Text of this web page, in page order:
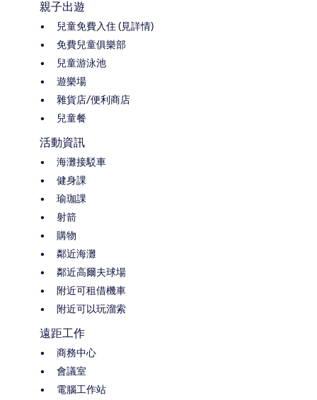
親子出遊
兒童免費入住 (見詳情)
免費兒童俱樂部
兒童游泳池
遊樂場
雜貨店/便利商店
兒童餐
活動資訊
海灘接駁車
健身課
瑜珈課
射箭
購物
鄰近海灘
鄰近高爾夫球場
附近可租借機車
附近可以玩溜索
遠距工作
商務中心
會議室
電腦工作站